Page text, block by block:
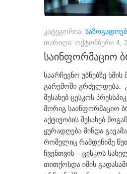
კატეგორია:
თარიღი: ოქტომბერი 4,
საინფორმაციო
საარჩევნო უბნებზე
გარემოში გრძელდება.
შესახებ ცესკოს
მორიგ საინფორმაციო
აქტივობის შესახებ
ყურადღება მინდა
რომელიც რამდენიმე
ჩვენთვის – ცესკოს
თითქოსდა იმის